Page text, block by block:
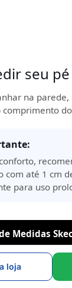
seu pé
na
comprimento
com até 1 cm
para uso
Medidas
Tamanho
(EUA)
loja